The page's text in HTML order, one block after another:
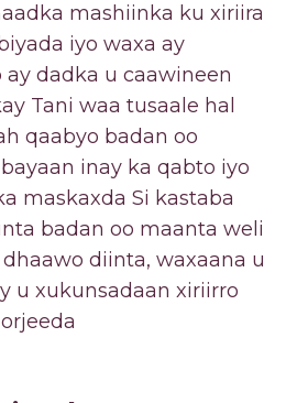
mashiinka ku xiriira
iyo waxa ay
ay dadka u caawineen
Tani waa tusaale hal
qaabyo badan oo
inay ka qabto iyo
maskaxda Si kastaba
badan oo maanta weli
diinta, waxaana u
u xukunsadaan xiriirro